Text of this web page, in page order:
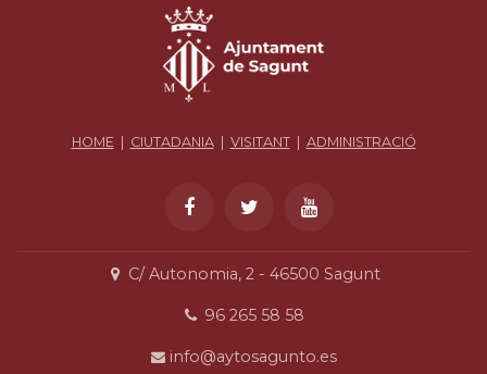
HOME| CIUTADANIA| VISITANT| ADMINISTRACIÓ
C/ Autonomia, 2 - 46500 Sagunt
96 265 58 58
info@aytosagunto.es